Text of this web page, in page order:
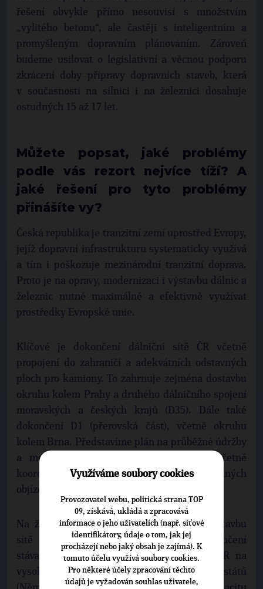
řešení obvykle přímo nesouvisí s množstvím
„vylitého betonu“, ale častěji s inteligentním a
promyšleným dopravním plánováním. Zároveň
budeme usilovat o legislativní a věcnou podporu
zkrácení doby přípravy dopravních staveb, která
v současnosti na silnici i na železnici dosahuje
ostudných 15 až 17 let.
Můžete popsat, jaké problémy
podle vás rezort nejvíce tíží? A
jaké řešení pro tyto problémy
přinášíte vy?
Česká republika je tranzitní zemí uprostřed Evropy,
jejíž dopravní infrastrukturu systematicky využívá
a tím i poškozuje mezinárodní tranzitní doprava.
Proto je na opravy, modernizaci i výstavbu dálnic a
železnic nutné maximálně a efektivně využívat
prostředky Evropské unie.
Klíčové je dokončení dálniční sítě ČR včetně
propojení do zahraničí a adekvátních odstavných
ploch pro kamiony. To zahrnuje zejména dostavbu
okruhu kolem Prahy a druhého dálničního spojení
moravských a českých krajů (D35). Dále také
dokončení D1 (přerovská část), včetně okruhu
kolem Brna. Představíme plán na průběžné údržby
a modernizace dálniční a silniční sítě včetně
koordinace oprav a vytváření smysluplných
objízdných tras.
Na železnici jako prioritu prosazujeme výstavbu
sítě vysokorychlostních tratí pro odlehčení
stávajících koridorových tratí a napojení ČR na
vysokorychlostní železniční sítě okolních států
Využíváme soubory cookies
Provozovatel webu, politická strana TOP
09, získává, ukládá a zpracovává
informace o jeho uživatelích (např. síťové
identifikátory, údaje o tom, jak jej
procházejí nebo jaký obsah je zajímá). K
tomuto účelu využívá soubory cookies.
Pro některé účely zpracování těchto
údajů je vyžadován souhlas uživatele,